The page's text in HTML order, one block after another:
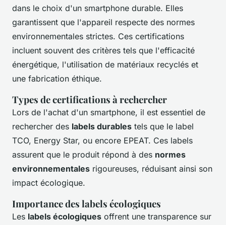
dans le choix d'un smartphone durable. Elles
garantissent que l'appareil respecte des normes
environnementales strictes. Ces certifications
incluent souvent des critères tels que l'efficacité
énergétique, l'utilisation de matériaux recyclés et
une fabrication éthique.
Types de certifications à rechercher
Lors de l'achat d'un smartphone, il est essentiel de
rechercher des labels durables tels que le label
TCO, Energy Star, ou encore EPEAT. Ces labels
assurent que le produit répond à des normes
environnementales rigoureuses, réduisant ainsi son
impact écologique.
Importance des labels écologiques
Les labels écologiques offrent une transparence sur